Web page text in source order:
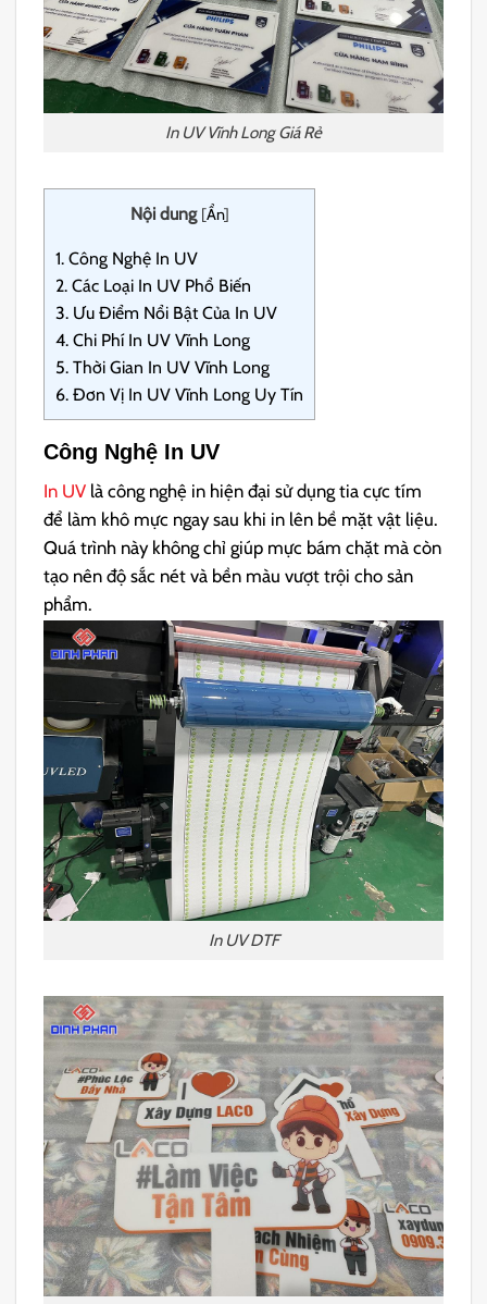
In UV Vĩnh Long Giá Rẻ
Nội dung [Ẩn]
1. Công Nghệ In UV
2. Các Loại In UV Phổ Biến
3. Ưu Điểm Nổi Bật Của In UV
4. Chi Phí In UV Vĩnh Long
5. Thời Gian In UV Vĩnh Long
6. Đơn Vị In UV Vĩnh Long Uy Tín
Công Nghệ In UV
In UV là công nghệ in hiện đại sử dụng tia cực tím
để làm khô mực ngay sau khi in lên bề mặt vật liệu.
Quá trình này không chỉ giúp mực bám chặt mà còn
tạo nên độ sắc nét và bền màu vượt trội cho sản
phẩm.
In UV DTF